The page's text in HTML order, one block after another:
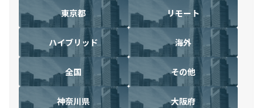
東京都 リモート
ハイブリッド 海外
全国 その他
神奈川県 大阪府